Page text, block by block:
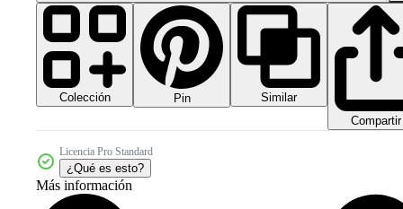
Colección Pin
Similar
Compartir
Licencia Pro Standard
¿Qué es esto?
Más información